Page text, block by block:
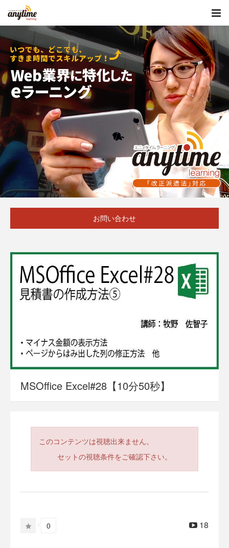
お問い合わせ
MSOffice Excel#28【10分50秒】
このコンテンツは視聴出来ません。
セットの視聴条件をご確認下さい。
0 18